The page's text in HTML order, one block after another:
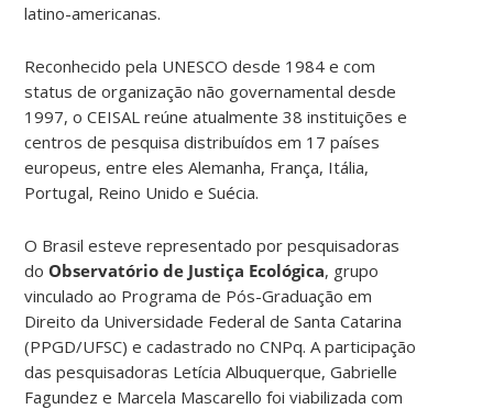
latino-americanas.
Reconhecido pela UNESCO desde 1984 e com
status de organização não governamental desde
1997, o CEISAL reúne atualmente 38 instituições e
centros de pesquisa distribuídos em 17 países
europeus, entre eles Alemanha, França, Itália,
Portugal, Reino Unido e Suécia.
O Brasil esteve representado por pesquisadoras
do Observatório de Justiça Ecológica, grupo
vinculado ao Programa de Pós-Graduação em
Direito da Universidade Federal de Santa Catarina
(PPGD/UFSC) e cadastrado no CNPq. A participação
das pesquisadoras Letícia Albuquerque, Gabrielle
Fagundez e Marcela Mascarello foi viabilizada com